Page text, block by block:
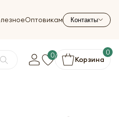
Оптовикам Контакты
0 Корзина
0